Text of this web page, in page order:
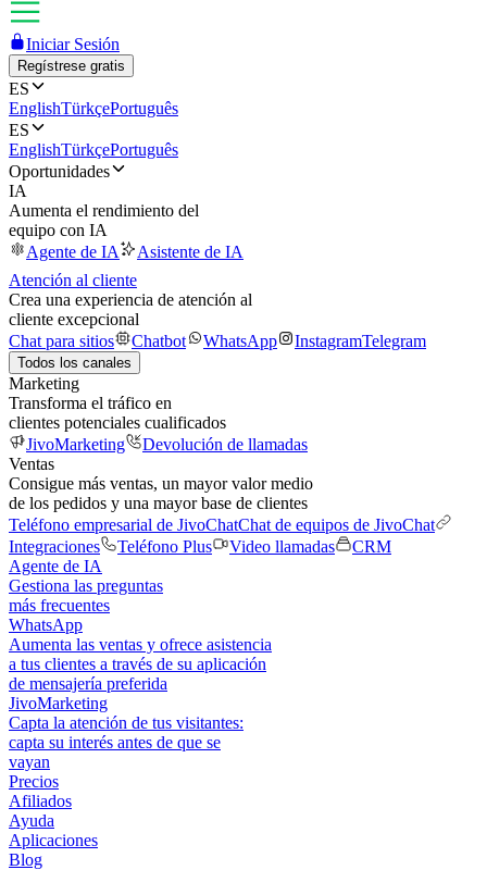
Iniciar Sesión
Regístrese gratis
ES
EnglishTürkçePortuguês
ES
EnglishTürkçePortuguês
Oportunidades
IA
Aumenta el rendimiento del
equipo con IA
Agente de IA
Asistente de IA
Atención al cliente
Crea una experiencia de atención al
cliente excepcional
Chat para sitios
Chatbot WhatsApp InstagramTelegram
Todos los canales
Marketing
Transforma el tráfico en
clientes potenciales cualificados
JivoMarketing
Devolución de llamadas
Ventas
Consigue más ventas, un mayor valor medio
de los pedidos y una mayor base de clientes
Teléfono empresarial de JivoChatChat de equipos de JivoChat
Integraciones
Teléfono Plus Video llamadas
CRM
Agente de IA
Gestiona las preguntas
más frecuentes
WhatsApp
Aumenta las ventas y ofrece asistencia
a tus clientes a través de su aplicación
de mensajería preferida
JivoMarketing
Capta la atención de tus visitantes:
capta su interés antes de que se
vayan
Precios
Afiliados
Ayuda
Aplicaciones
Blog